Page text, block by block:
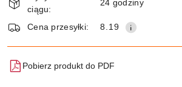
dostawa
ciągu:
24 godziny
Cena przesyłki: 8.19
Pobierz produkt do PDF